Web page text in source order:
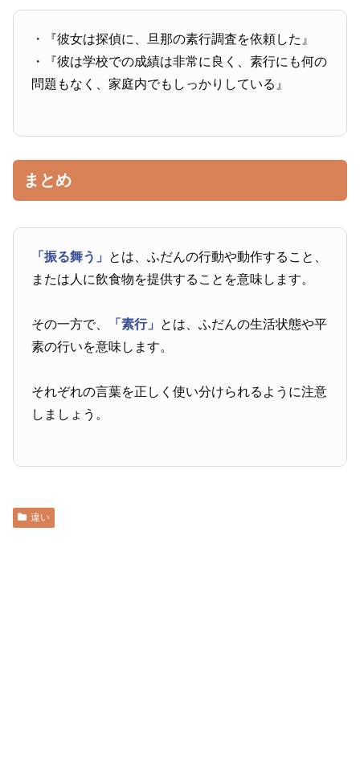
・『彼女は探偵に、旦那の素行調査を依頼した』
・『彼は学校での成績は非常に良く、素行にも何の
問題もなく、家庭内でもしっかりしている』
まとめ
「振る舞う」 とは、ふだんの行動や動作すること、
または人に飲食物を提供することを意味します。
その一方で、 「素行」 とは、ふだんの生活状態や平
素の行いを意味します。
それぞれの言葉を正しく使い分けられるように注意
しましょう。
違い